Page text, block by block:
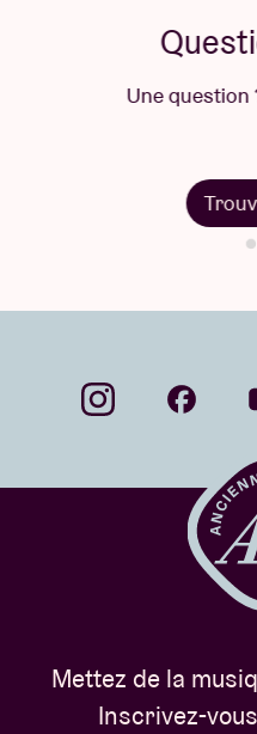
Une question ?
Trouvez
Mettez de la
Inscrivez-